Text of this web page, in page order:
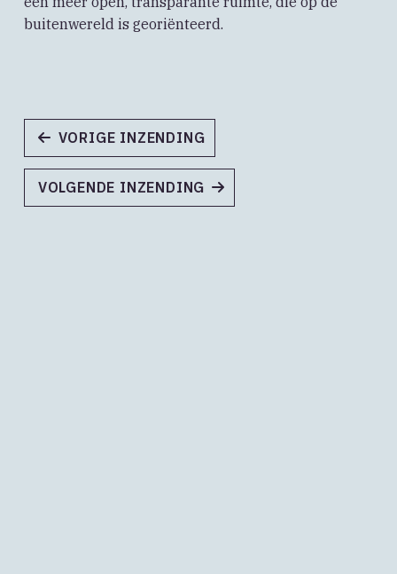
buitenwereld is georiënteerd.
VORIGE INZENDING
VOLGENDE INZENDING